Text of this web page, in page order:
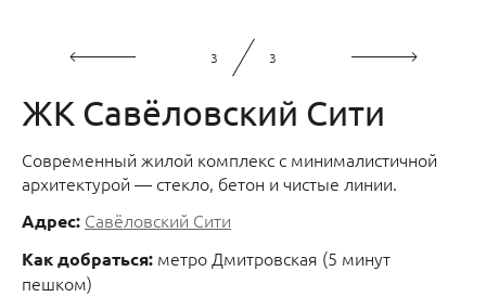
3 3
ЖК Савёловский Сити
Современный жилой комплекс с минималистичной
архитектурой — стекло, бетон и чистые линии.
Адрес: Савёловский Сити
Как добраться: метро Дмитровская (5 минут
пешком)